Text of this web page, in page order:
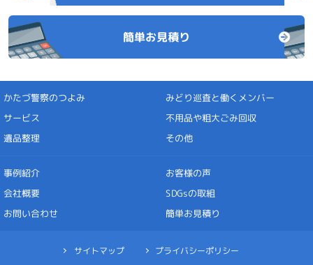
簡単お見積り
かたづ警察のつよみ みどり巡査と働くメンバー
サービス 不用品や粗大ごみ回収
遺品整理 その他
事例紹介 お客様の声
会社概要 SDGsの取組
お問い合わせ 簡単お見積り
サイトマップ プライバシーポリシー